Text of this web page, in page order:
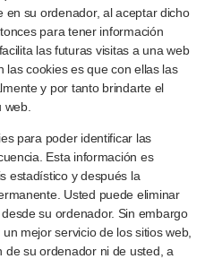
en su ordenador, al aceptar dicho
para tener información
las futuras visitas a una web
las cookies es que con ellas las
y por tanto brindarte el
para poder identificar las
Esta información es
estadístico y después la
Usted puede eliminar
su ordenador. Sin embargo
mejor servicio de los sitios web,
de su ordenador ni de usted, a